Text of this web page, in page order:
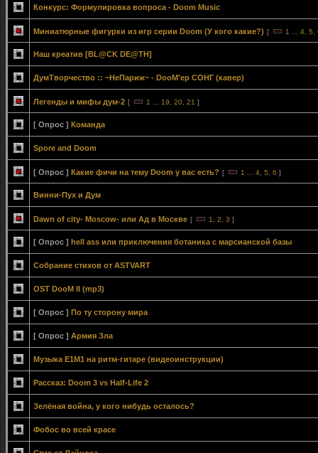
Конкурс: Формулировка вопроса - Doom Music
Миниатюрные фигурки из игр серии Doom (У кого какие?) [ 1 4 5
Наш креатив [BL@CK DE@TH]
ДумТворчество :: ~НеПариж~ - DooM'ер СОНГ (кавер)
Легенды и мифы дум-2 [ 1 19 20 21 ]
[ Опрос ] Команда
Spore and Doom
[ Опрос ] Какие фичи на тему Doom у вас есть? [ 1 4 5 6 ]
Винни-Пух и Дум
Dawn of city- Moscow- или Ад в Москве [ 1 2 3 ]
[ Опрос ] hell ass или приключения ботаника с марсианской базы
Собрание стихов от ASTVART
OST DooM II (mp3)
[ Опрос ] По ту сторону мира
[ Опрос ] Армия Зла
Музыка E1M1 на ритм-гитаре (видеоинструкции)
Рассказ: Doom 3 vs Half-Life 2
Зелёная война, у кого нибудь осталось?
Фобос во всей красе